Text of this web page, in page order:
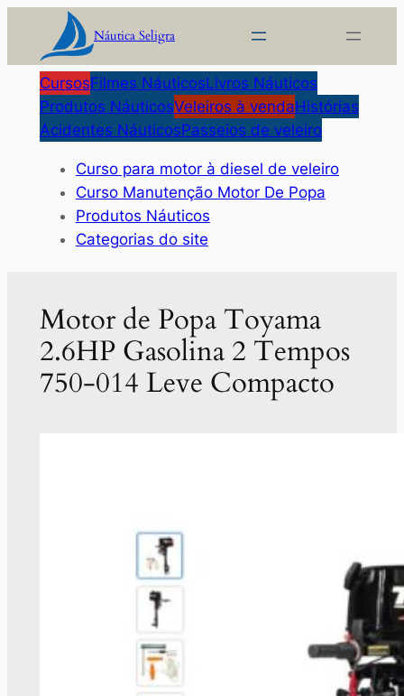
o
conteúdo
Náutica Seligra
CursosFilmes NáuticosLivros Náuticos
Produtos NáuticosVeleiros à vendaHistórias
Acidentes NáuticosPasseios de veleiro
Curso para motor à diesel de veleiro
Curso Manutenção Motor De Popa
Produtos Náuticos
Categorias do site
Motor de Popa Toyama
2.6HP Gasolina 2 Tempos
750-014 Leve Compacto